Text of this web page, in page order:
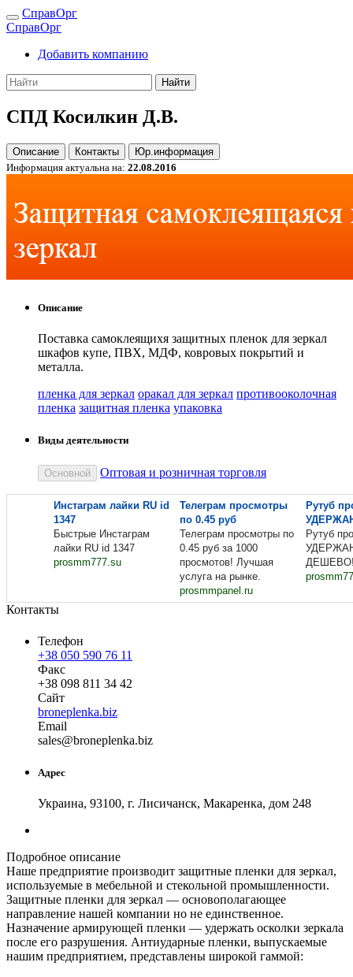
СправОрг
СправОрг
Добавить компанию
Найти
СПД Косилкин Д.В.
Описание Контакты
Юр.информация
Информация актуальна на: 22.08.2016
Описание
Поставка самоклеящихя защитных пленок для зеркал
шкафов купе, ПВХ, МДФ, ковровых покрытий и
металла.
пленка для зеркал оракал для зеркал противооколочная
пленка защитная пленка упаковка
Виды деятельности
Основной Оптовая и розничная торговля
Инстаграм лайки RU id
1347
Быстрые Инстаграм
лайки RU id 1347
prosmm777.su
Телеграм просмотры
по 0.45 руб
Телеграм просмотры по
0.45 руб за 1000
просмотов! Лучшая
услуга на рынке.
prosmmpanel.ru
Рутуб
Рутуб
Контакты
Телефон
+38 050 590 76 11
Факс
+38 098 811 34 42
Сайт
broneplenka.biz
Email
sales@broneplenka.biz
Адрес
Украина, 93100, г. Лисичанск, Макаренка, дом 248
Подробное описание
Наше предприятие производит защитные пленки для зеркал,
используемые в мебельной и стекольной промышленности.
Защитные пленки для зеркал — основополагающее
направление нашей компании но не единственное.
Назначение армирующей пленки — удержать осколки зеркала
после его разрушения. Антиударные пленки, выпускаемые
нашим предприятием, представлены широкой гаммой: